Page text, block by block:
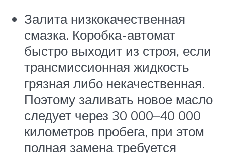
Залита низкокачественная
смазка. Коробка-автомат
быстро выходит из строя, если
трансмиссионная жидкость
грязная либо некачественная.
Поэтому заливать новое масло
следует через 30 000–40 000
километров пробега, при этом
полная замена требуется